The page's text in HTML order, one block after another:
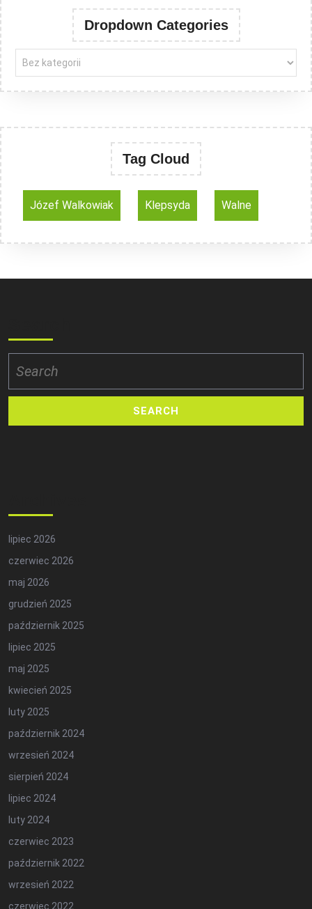
Dropdown Categories
Tag Cloud
Józef Walkowiak Klepsyda Walne
for:
lipiec 2026
czerwiec 2026
maj 2026
grudzień 2025
październik 2025
lipiec 2025
maj 2025
kwiecień 2025
luty 2025
październik 2024
wrzesień 2024
sierpień 2024
lipiec 2024
luty 2024
czerwiec 2023
październik 2022
wrzesień 2022
czerwiec 2022